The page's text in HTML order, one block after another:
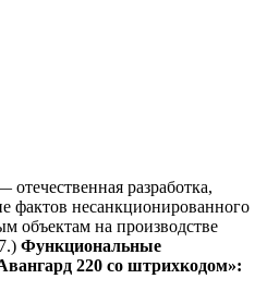
отечественная разработка,
фактов несанкционированного
объектам на производстве
Функциональные
220 со штрихкодом»: